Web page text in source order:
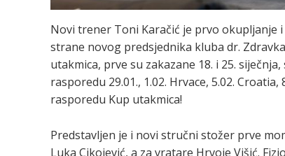
Novi trener Toni Karačić je prvo okupljanje
strane novog predsjednika kluba dr.
utakmica, prve su zakazane 18. i 25.
rasporedu 29.01., 1.02. Hrvace, 5.02.
rasporedu Kup utakmica!
Predstavljen je i novi stručni stožer prve
Luka Cikojević, a za vratare Hrvoje Višić.